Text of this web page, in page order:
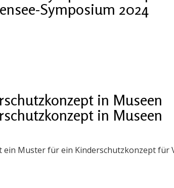
Symposium 2024
in Museen
in Museen
ein Muster für ein Kinderschutzkonzept für